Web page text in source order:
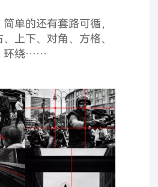
单的还有套路可循，
上下、对角、方格、
环绕……